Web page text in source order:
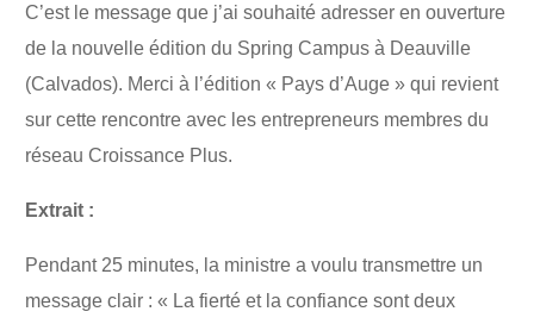
C’est le message que j’ai souhaité adresser en ouverture
de la nouvelle édition du Spring Campus à Deauville
(Calvados). Merci à l’édition « Pays d’Auge » qui revient
sur cette rencontre avec les entrepreneurs membres du
réseau Croissance Plus.
Extrait :
Pendant 25 minutes, la ministre a voulu transmettre un
message clair : « La fierté et la confiance sont deux